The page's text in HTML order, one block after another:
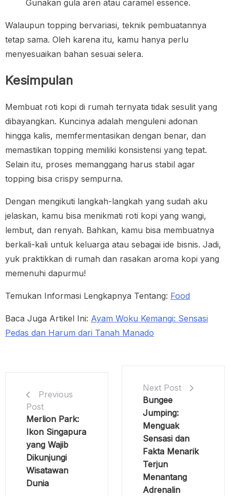
Gunakan gula aren atau caramel essence.
Walaupun topping bervariasi, teknik pembuatannya
tetap sama. Oleh karena itu, kamu hanya perlu
menyesuaikan bahan sesuai selera.
Kesimpulan
Membuat roti kopi di rumah ternyata tidak sesulit yang
dibayangkan. Kuncinya adalah menguleni adonan
hingga kalis, memfermentasikan dengan benar, dan
memastikan topping memiliki konsistensi yang tepat.
Selain itu, proses memanggang harus stabil agar
topping bisa crispy sempurna.
Dengan mengikuti langkah-langkah yang sudah aku
jelaskan, kamu bisa menikmati roti kopi yang wangi,
lembut, dan renyah. Bahkan, kamu bisa membuatnya
berkali-kali untuk keluarga atau sebagai ide bisnis. Jadi,
yuk praktikkan di rumah dan rasakan aroma kopi yang
memenuhi dapurmu!
Temukan Informasi Lengkapnya Tentang: Food
Baca Juga Artikel Ini: Ayam Woku Kemangi: Sensasi
Pedas dan Harum dari Tanah Manado
Previous
Post
Merlion Park:
Ikon Singapura
yang Wajib
Dikunjungi
Wisatawan
Dunia
Next Post
Bungee
Jumping:
Menguak
Sensasi dan
Fakta Menarik
Terjun
Menantang
Adrenalin